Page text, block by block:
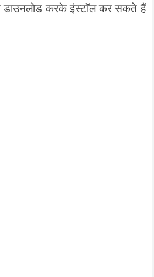
डाउनलोड करके इंस्टॉल कर सकते हैं